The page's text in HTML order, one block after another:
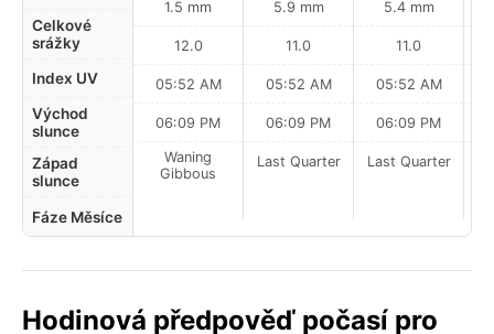
Celkové
srážky
Index UV
Východ
slunce
Západ
slunce
Fáze Měsíce
1.5 mm
12.0
05:52 AM
06:09 PM
Waning
Gibbous
5.9 mm
11.0
05:52 AM
06:09 PM
Last Quarter
5.4 mm
11.0
05:52 AM
06:09 PM
Last Quarter
Hodinová předpověď počasí pro